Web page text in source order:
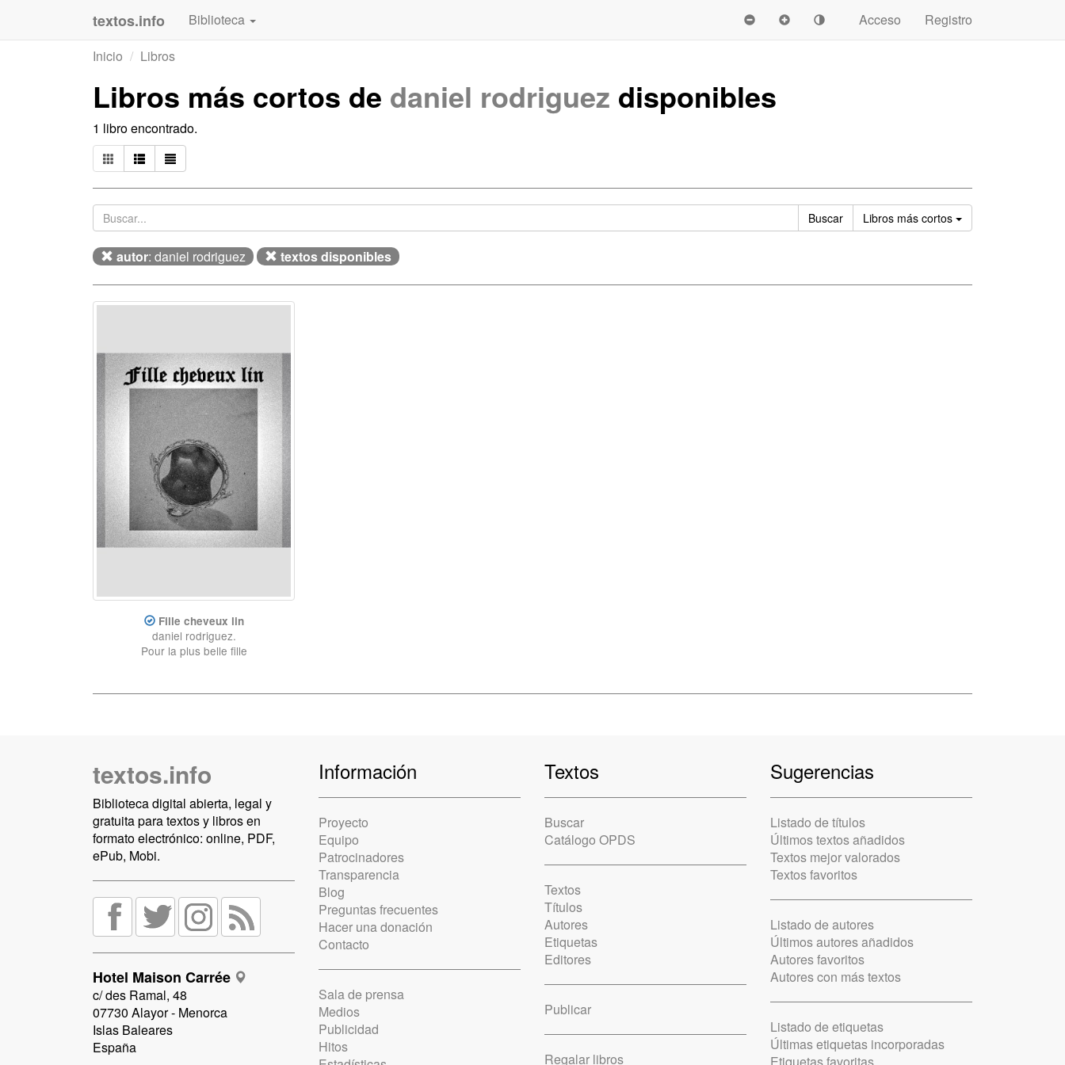
textos.info Biblioteca Acceso
Registro
Inicio
Libros
Libros más cortos de daniel rodriguez disponibles
1 libro encontrado.
Buscar Libros más cortos Ordenar
autor: daniel rodriguez textos disponibles
Fille cheveux lin
daniel rodriguez.
Pour la plus belle fille
textos.info
Biblioteca digital abierta, legal y
gratuita para textos y libros en
formato electrónico: online, PDF,
ePub, Mobi.
Hotel Maison Carrée
c/ des Ramal, 48
07730 Alayor - Menorca
Islas Baleares
España
Información
Proyecto
Equipo
Patrocinadores
Transparencia
Blog
Preguntas frecuentes
Hacer una donación
Contacto
Sala de prensa
Medios
Publicidad
Hitos
Textos
Buscar
Catálogo OPDS
Textos
Títulos
Autores
Etiquetas
Editores
Publicar
Regalar libros
Sugerencias
Listado de títulos
Últimos textos añadidos
Textos mejor valorados
Textos favoritos
Listado de autores
Últimos autores añadidos
Autores favoritos
Autores con más textos
Listado de etiquetas
Últimas etiquetas incorporadas